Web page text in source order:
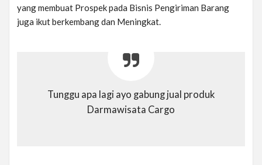
yang membuat Prospek pada Bisnis Pengiriman Barang
juga ikut berkembang dan Meningkat.
Tunggu apa lagi ayo gabung jual produk
Darmawisata Cargo